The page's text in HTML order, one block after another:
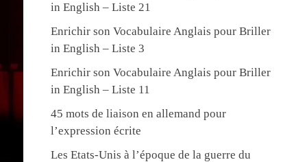
in English – Liste 21
Enrichir son Vocabulaire Anglais pour Briller
in English – Liste 3
Enrichir son Vocabulaire Anglais pour Briller
in English – Liste 11
45 mots de liaison en allemand pour
l’expression écrite
Les Etats-Unis à l’époque de la guerre du